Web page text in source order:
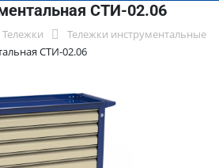
СТИ-02.06
Тележки
Тележки инструментальные
СТИ-02.06